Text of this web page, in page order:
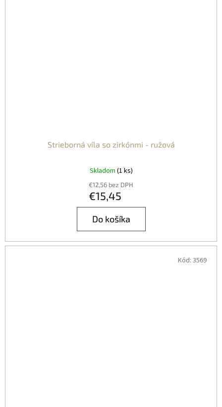
Strieborná víla so zirkónmi - ružová
Skladom (1 ks)
€12,56 bez DPH
€15,45
Do košíka
Kód: 3569